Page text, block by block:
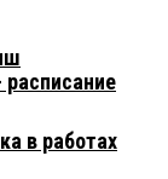
в работах